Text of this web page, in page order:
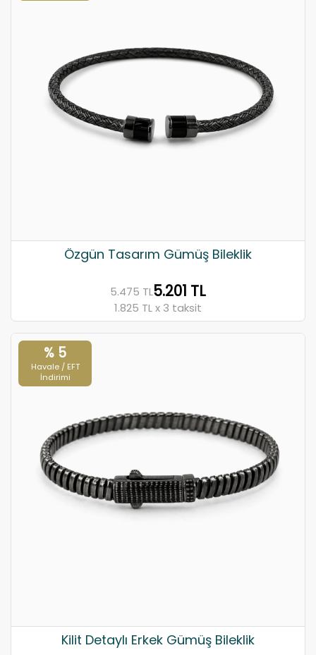
Özgün Tasarım Gümüş Bileklik
5.475 TL5.201 TL
1.825 TL x 3 taksit
% 5
Havale / EFT
İndirimi
Kilit Detaylı Erkek Gümüş Bileklik